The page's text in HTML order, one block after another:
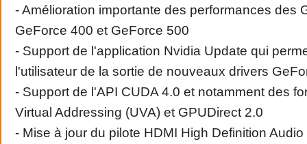
- Amélioration importante des performances des
GeForce 400 et GeForce 500
- Support de l'application Nvidia Update qui
l'utilisateur de la sortie de nouveaux drivers
- Support de l'API CUDA 4.0 et notamment des
Virtual Addressing (UVA) et GPUDirect 2.0
- Mise à jour du pilote HDMI High Definition